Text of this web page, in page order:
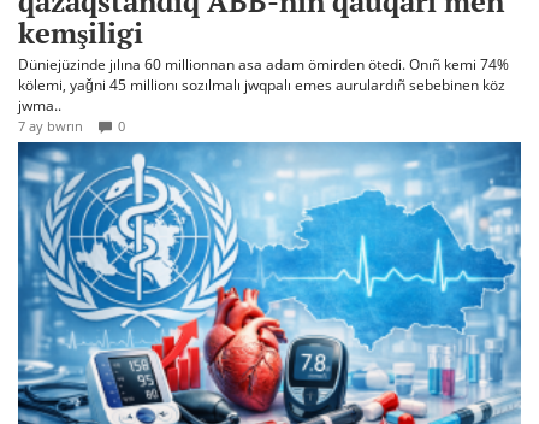
kemşiligi
Düniejüzinde jılına 60 millionnan asa adam ömirden ötedi. Onıñ kemi 74%
kölemi, yağni 45 millionı sozılmalı jwqpalı emes aurulardıñ sebebinen köz
jwma..
7 ay bwrın 0